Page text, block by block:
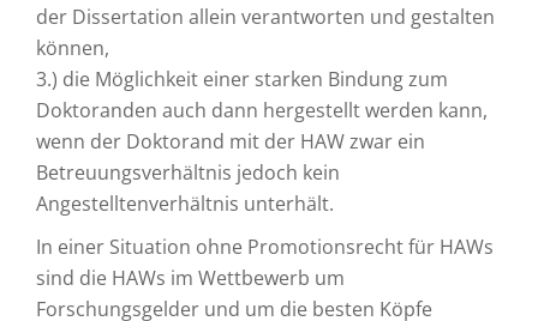
der Dissertation allein verantworten und gestalten
können,
3.) die Möglichkeit einer starken Bindung zum
Doktoranden auch dann hergestellt werden kann,
wenn der Doktorand mit der HAW zwar ein
Betreuungsverhältnis jedoch kein
Angestelltenverhältnis unterhält.
In einer Situation ohne Promotionsrecht für HAWs
sind die HAWs im Wettbewerb um
Forschungsgelder und um die besten Köpfe